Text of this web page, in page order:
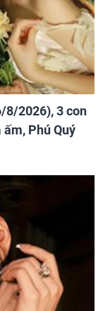
8/2026), 3 con
Phú Quý